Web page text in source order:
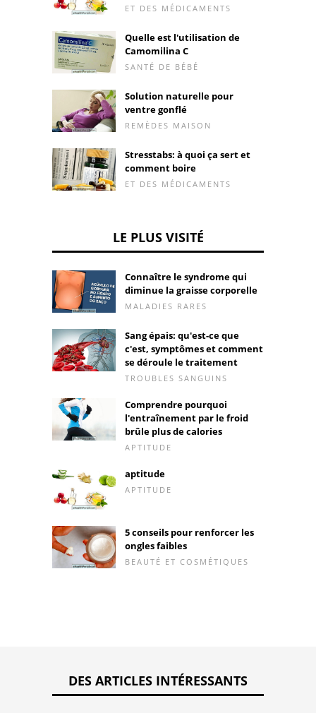
ET DES MÉDICAMENTS
Quelle est l'utilisation de
Camomilina C
SANTÉ DE BÉBÉ
Solution naturelle pour
ventre gonflé
REMÈDES MAISON
Stresstabs: à quoi ça sert et
comment boire
ET DES MÉDICAMENTS
LE PLUS VISITÉ
Connaître le syndrome qui
diminue la graisse corporelle
MALADIES RARES
Sang épais: qu'est-ce que
c'est, symptômes et comment
se déroule le traitement
TROUBLES SANGUINS
Comprendre pourquoi
l'entraînement par le froid
brûle plus de calories
APTITUDE
aptitude
APTITUDE
5 conseils pour renforcer les
ongles faibles
BEAUTÉ ET COSMÉTIQUES
DES ARTICLES INTÉRESSANTS